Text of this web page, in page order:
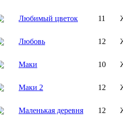
Любимый цветок 11
Любовь 12
Маки 10
Маки 2 12
Маленькая деревня 12